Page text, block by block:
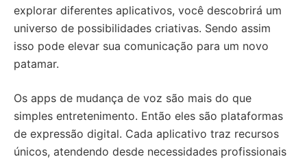
explorar diferentes aplicativos, você descobrirá um
universo de possibilidades criativas. Sendo assim
isso pode elevar sua comunicação para um novo
patamar.
Os apps de mudança de voz são mais do que
simples entretenimento. Então eles são plataformas
de expressão digital. Cada aplicativo traz recursos
únicos, atendendo desde necessidades profissionais